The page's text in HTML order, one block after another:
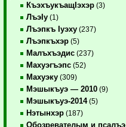
КъэхъукъащIэхэр (3)
ЛъэIу (1)
Лъэпкъ Iуэху (237)
Лъэпкъхэр (5)
Малъхъэдис (237)
Махуэгъэпс (52)
Махуэку (309)
Мэшыкъуэ — 2010 (9)
Мэшыкъуэ-2014(5)
Нэтынхэр (187)
Обозревателым и псалъэ